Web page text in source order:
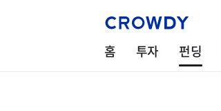
홈 투자 펀딩